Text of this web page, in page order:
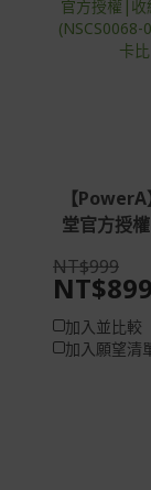
【
堂官方授
NT$899
NT$999
加入並比較
加入願望清